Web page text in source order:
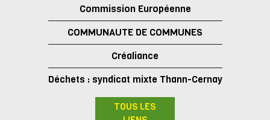
Commission Européenne
COMMUNAUTE DE COMMUNES
Créaliance
Déchets : syndicat mixte Thann-Cernay
TOUS LES